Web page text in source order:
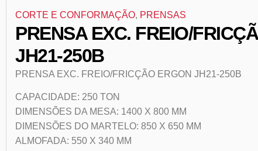
CORTE E CONFORMAÇÃO, PRENSAS
PRENSA EXC. FREIO/
JH21-250B
PRENSA EXC. FREIO/FRICÇÃO ERGON JH21-250B
CAPACIDADE: 250 TON
DIMENSÕES DA MESA: 1400 X 800 MM
DIMENSÕES DO MARTELO: 850 X 650 MM
ALMOFADA: 550 X 340 MM